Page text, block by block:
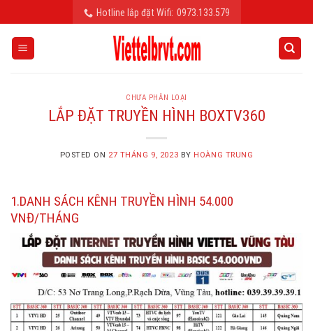
to
content
Hotline lắp đặt Wifi: 0973.133.579
CHƯA PHÂN LOẠI
LẮP ĐẶT TRUYỀN HÌNH BOXTV360
POSTED ON 27 THÁNG 9, 2023 BY HOÀNG TRUNG
1.DANH SÁCH KÊNH TRUYỀN HÌNH 54.000
VNĐ/THÁNG